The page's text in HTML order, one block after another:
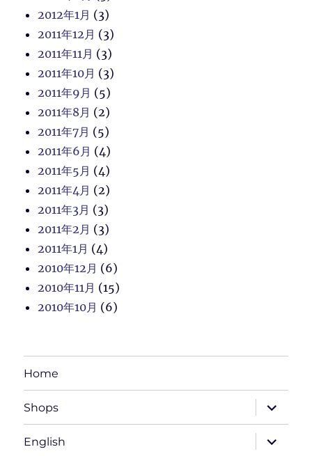
2012年1月 (3)
2011年12月 (3)
2011年11月 (3)
2011年10月 (3)
2011年9月 (5)
2011年8月 (2)
2011年7月 (5)
2011年6月 (4)
2011年5月 (4)
2011年4月 (2)
2011年3月 (3)
2011年2月 (3)
2011年1月 (4)
2010年12月 (6)
2010年11月 (15)
2010年10月 (6)
Home
Shops
ブ
メ
ニ
ュ
English
ブ